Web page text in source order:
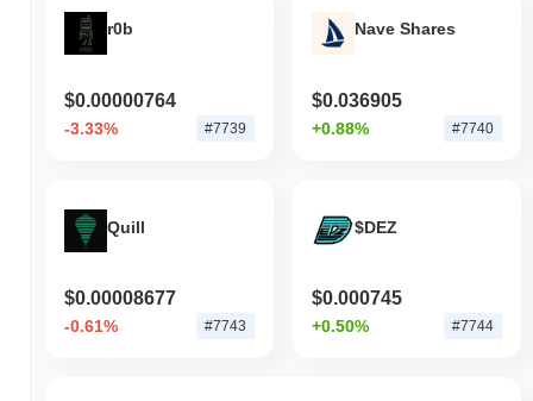
r0b
$0.00000764
-3.33% #7739
Nave Shares
$0.036905
+0.88% #7740
Quill
$0.00008677
-0.61% #7743
$DEZ
$0.000745
+0.50% #7744